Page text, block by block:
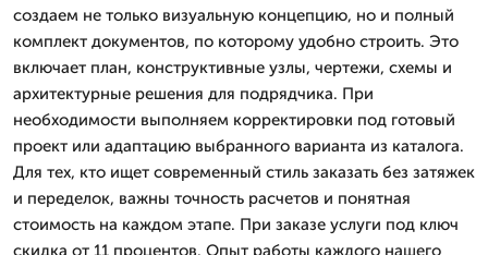
создаем не только визуальную концепцию, но и полный
комплект документов, по которому удобно строить. Это
включает план, конструктивные узлы, чертежи, схемы и
архитектурные решения для подрядчика. При
необходимости выполняем корректировки под готовый
проект или адаптацию выбранного варианта из каталога.
Для тех, кто ищет современный стиль заказать без затяжек
и переделок, важны точность расчетов и понятная
стоимость на каждом этапе. При заказе услуги под ключ
скидка от 11 процентов. Опыт работы каждого нашего